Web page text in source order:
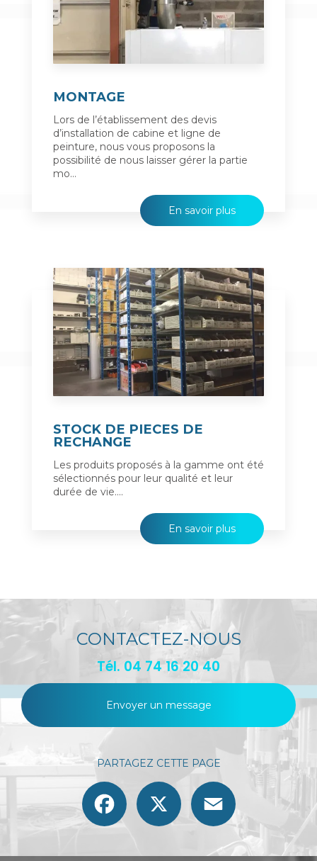
MONTAGE
Lors de l’établissement des devis
d’installation de cabine et ligne de
peinture, nous vous proposons la
possibilité de nous laisser gérer la partie
mo...
En savoir plus
STOCK DE PIECES DE
RECHANGE
Les produits proposés à la gamme ont été
sélectionnés pour leur qualité et leur
durée de vie....
En savoir plus
CONTACTEZ-NOUS
Tél. 04 74 16 20 40
Envoyer un message
PARTAGEZ CETTE PAGE
Facebook